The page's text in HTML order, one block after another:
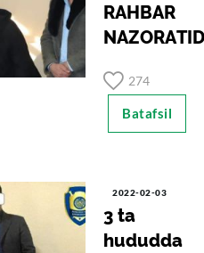
RАHBАR
274
Batafsil
2022-02-03
3 ta
hududda